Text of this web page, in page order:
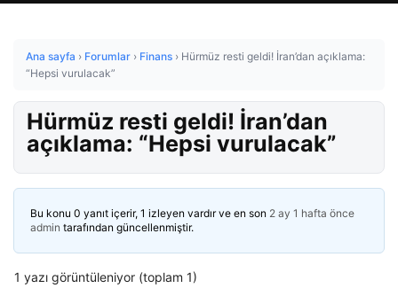
Ana sayfa › Forumlar › Finans › Hürmüz resti geldi! İran’dan açıklama:
“Hepsi vurulacak”
Hürmüz resti geldi! İran’dan
açıklama: “Hepsi vurulacak”
Bu konu 0 yanıt içerir, 1 izleyen vardır ve en son 2 ay 1 hafta önce
admin tarafından güncellenmiştir.
1 yazı görüntüleniyor (toplam 1)